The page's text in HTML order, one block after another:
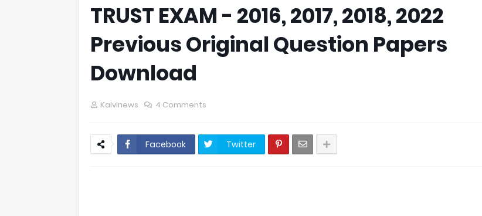
TRUST EXAM - 2016, 2017, 2018, 2022
Previous Original Question Papers
Download
Kalvinews 4 Comments
Facebook Twitter